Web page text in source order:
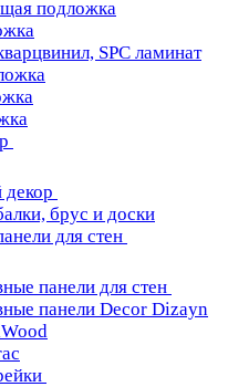
подложка
SPC ламинат
брус и доски
для стен
панели для стен
панели Decor Dizayn